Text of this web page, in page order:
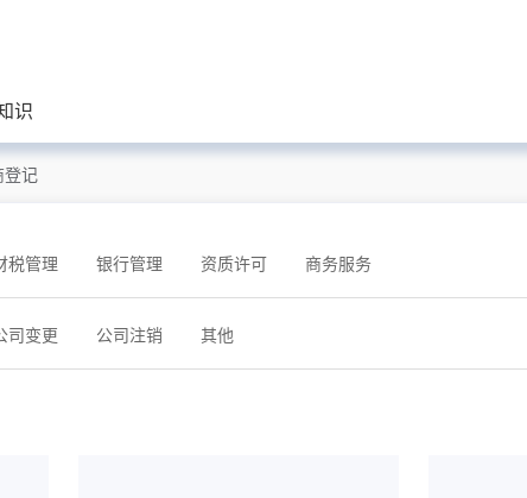
识
登记
税管理 银行管理 资质许可 商务服务
司变更 公司注销 其他